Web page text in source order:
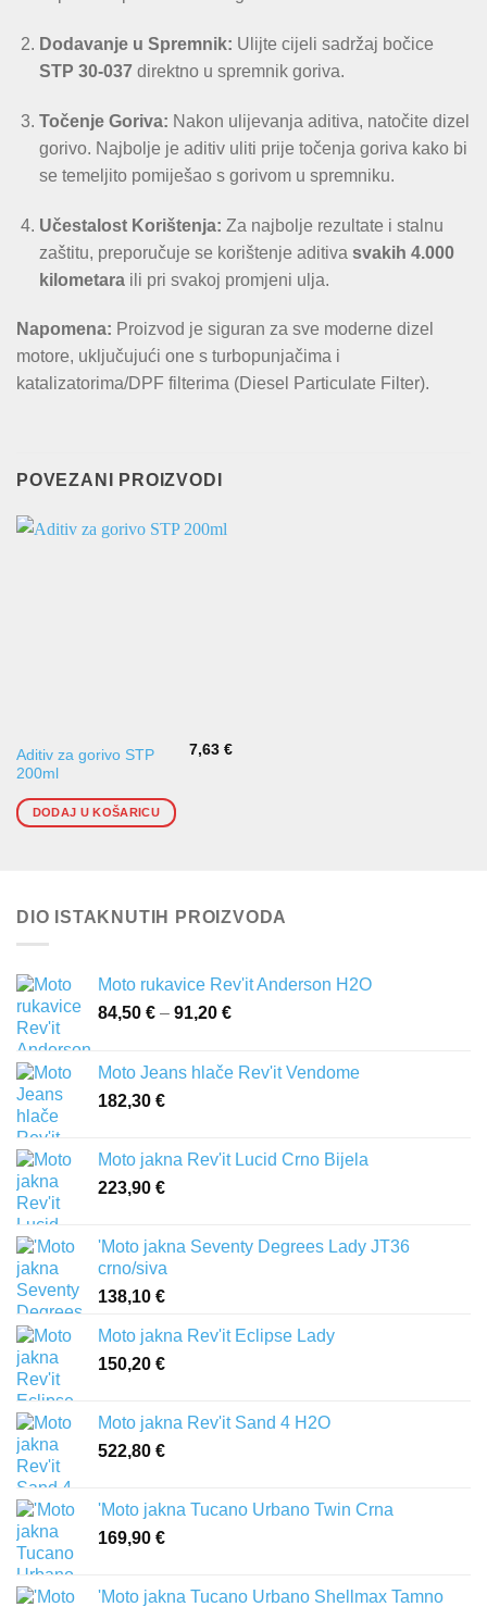
Dodavanje u Spremnik: Ulijte cijeli sadržaj bočice
STP 30-037direktno u spremnik goriva.
Točenje Goriva: Nakon ulijevanja aditiva, natočite dizel
gorivo. Najbolje je aditiv uliti prije točenja goriva kako bi
se temeljito pomiješao s gorivom u spremniku.
Učestalost Korištenja: Za najbolje rezultate i stalnu
zaštitu, preporučuje se korištenje aditiva svakih 4.000
kilometaraili pri svakoj promjeni ulja.
Napomena: Proizvod je siguran za sve moderne dizel
motore, uključujući one s turbopunjačima i
katalizatorima/DPF filterima (Diesel Particulate Filter).
POVEZANI PROIZVODI
Aditiv za gorivo STP
200ml
7,63€
DODAJ U KOŠARICU
DIO ISTAKNUTIH PROIZVODA
Moto rukavice Rev'it Anderson H2O
84,50 € – 91,20 €
84,50 €
Moto Jeans hlače Rev'it Vendome
182,30 €
Moto jakna Rev'it Lucid Crno Bijela
223,90 €
'Moto jakna Seventy Degrees Lady JT36
crno/siva
138,10 €
Moto jakna Rev'it Eclipse Lady
150,20 €
Moto jakna Rev'it Sand 4 H2O
522,80 €
'Moto jakna Tucano Urbano Twin Crna
169,90 €
'Moto jakna Tucano Urbano Shellmax Tamno